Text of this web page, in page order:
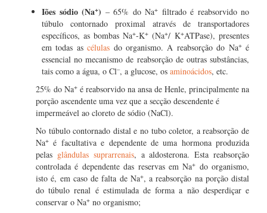
Iões sódio (Na+) – 65% do Na+ filtrado é reabsorvido no
túbulo contornado proximal através de transportadores
específicos, as bombas Na+-K+ (Na+/ K+ATPase), presentes
em todas ascélulas do organismo. A reabsorção do Na+é
essencial no mecanismo de reabsorção de outras substâncias,
tais como a água, o Cl–, a glucose, os aminoácidos, etc.
25% do Na+ é reabsorvido na ansa de Henle, principalmente na
porção ascendente uma vez que a secção descendente é
impermeável ao cloreto de sódio (NaCl).
No túbulo contornado distal e no tubo coletor, a reabsorção de
Na+ é facultativa e dependente de uma hormona produzida
pelas glândulas suprarrenais, a aldosterona. Esta reabsorção
controlada é dependente das reservas em Na+ do organismo,
isto é, em caso de falta de Na+, a reabsorção na porção distal
do túbulo renal é estimulada de forma a não desperdiçar e
conservar o Na+ no organismo;